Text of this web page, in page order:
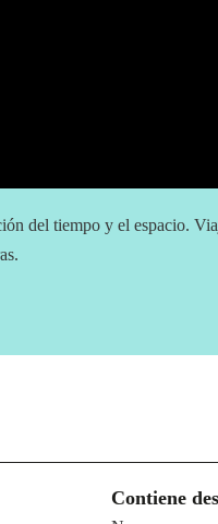
del tiempo y el espacio.
Contiene